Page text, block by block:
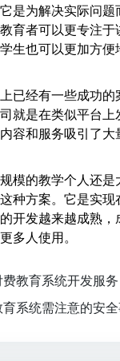
是为解决实际问题
育者可以更专注于
生也可以更加方便
已经有一些成功的
就是在类似平台上
容和服务吸引了大
模的教学个人还是
种方案。它是实现
开发越来越成熟，
多人使用。
费教育系统开发服务
育系统需注意的安